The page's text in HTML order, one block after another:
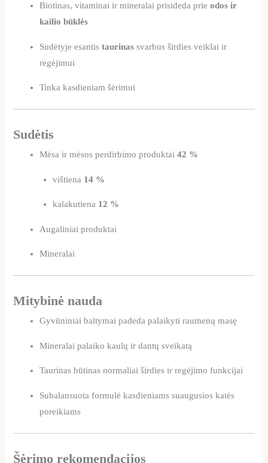
Biotinas, vitaminai ir mineralai prisideda prieodos ir
kailio būklės
Sudėtyje esantistaurinas svarbus širdies veiklai ir
regėjimui
Tinka kasdieniam šėrimui
Sudėtis
Mėsa ir mėsos perdirbimo produktai42 %
vištiena 14 %
kalakutiena 12 %
Augaliniai produktai
Mineralai
Mitybinė nauda
Gyvūniniai baltymai padeda palaikyti raumenų masę
Mineralai palaiko kaulų ir dantų sveikatą
Taurinas būtinas normaliai širdies ir regėjimo funkcijai
Subalansuota formulė kasdieniams suaugusios katės
poreikiams
Šėrimo rekomendacijos